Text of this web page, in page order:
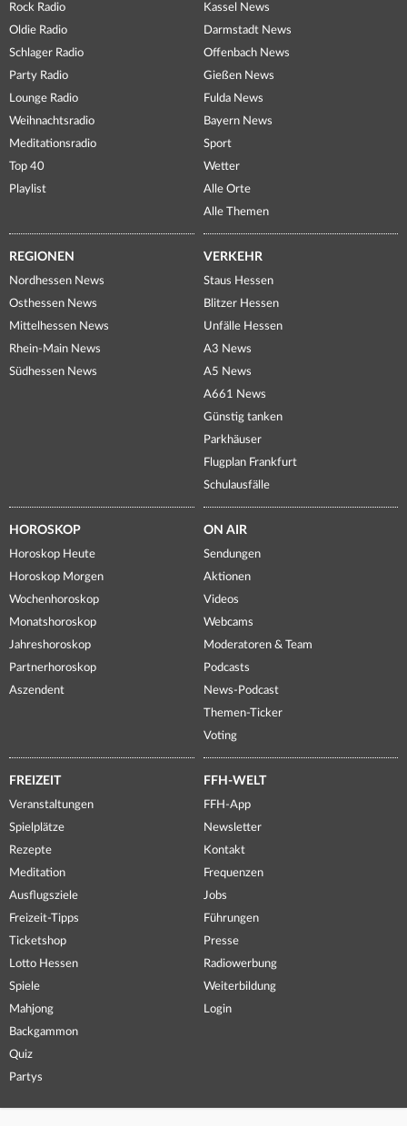
Rock Radio
Oldie Radio
Schlager Radio
Party Radio
Lounge Radio
Weihnachtsradio
Meditationsradio
Top 40
Playlist
Kassel News
Darmstadt News
Offenbach News
Gießen News
Fulda News
Bayern News
Sport
Wetter
Alle Orte
Alle Themen
REGIONEN
Nordhessen News
Osthessen News
Mittelhessen News
Rhein-Main News
Südhessen News
VERKEHR
Staus Hessen
Blitzer Hessen
Unfälle Hessen
A3 News
A5 News
A661 News
Günstig tanken
Parkhäuser
Flugplan Frankfurt
Schulausfälle
HOROSKOP
Horoskop Heute
Horoskop Morgen
Wochenhoroskop
Monatshoroskop
Jahreshoroskop
Partnerhoroskop
Aszendent
ON AIR
Sendungen
Aktionen
Videos
Webcams
Moderatoren & Team
Podcasts
News-Podcast
Themen-Ticker
Voting
FREIZEIT
Veranstaltungen
Spielplätze
Rezepte
Meditation
Ausflugsziele
Freizeit-Tipps
Ticketshop
Lotto Hessen
Spiele
Mahjong
Backgammon
Quiz
Partys
FFH-WELT
FFH-App
Newsletter
Kontakt
Frequenzen
Jobs
Führungen
Presse
Radiowerbung
Weiterbildung
Login